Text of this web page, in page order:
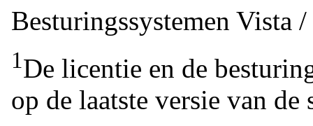
Besturingssystemen Vista
1De licentie en de
op de laatste versie van de